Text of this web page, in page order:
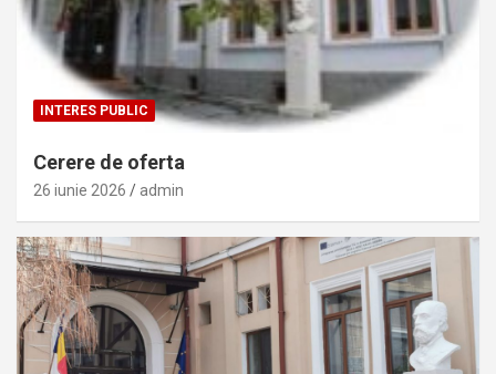
INTERES PUBLIC
Cerere de oferta
26 iunie 2026 admin